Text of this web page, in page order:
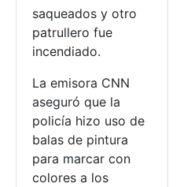
saqueados y otro
patrullero fue
incendiado.
La emisora CNN
aseguró que la
policía hizo uso de
balas de pintura
para marcar con
colores a los